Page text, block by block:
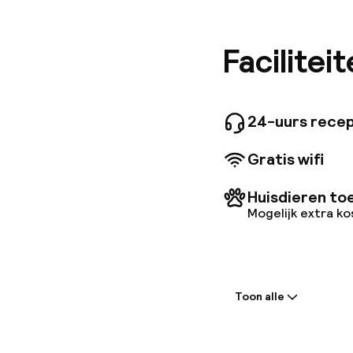
eigen
24-uurs
Gratis wifi
Huisdieren
Mogelijk extra
Toon alle